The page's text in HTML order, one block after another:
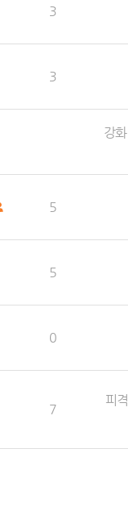
3
3
강
5
5
0
7
피